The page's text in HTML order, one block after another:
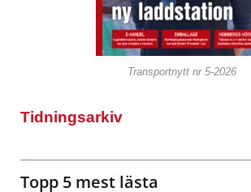
Transportnytt nr 5-2026
Tidningsarkiv
Topp 5 mest lästa